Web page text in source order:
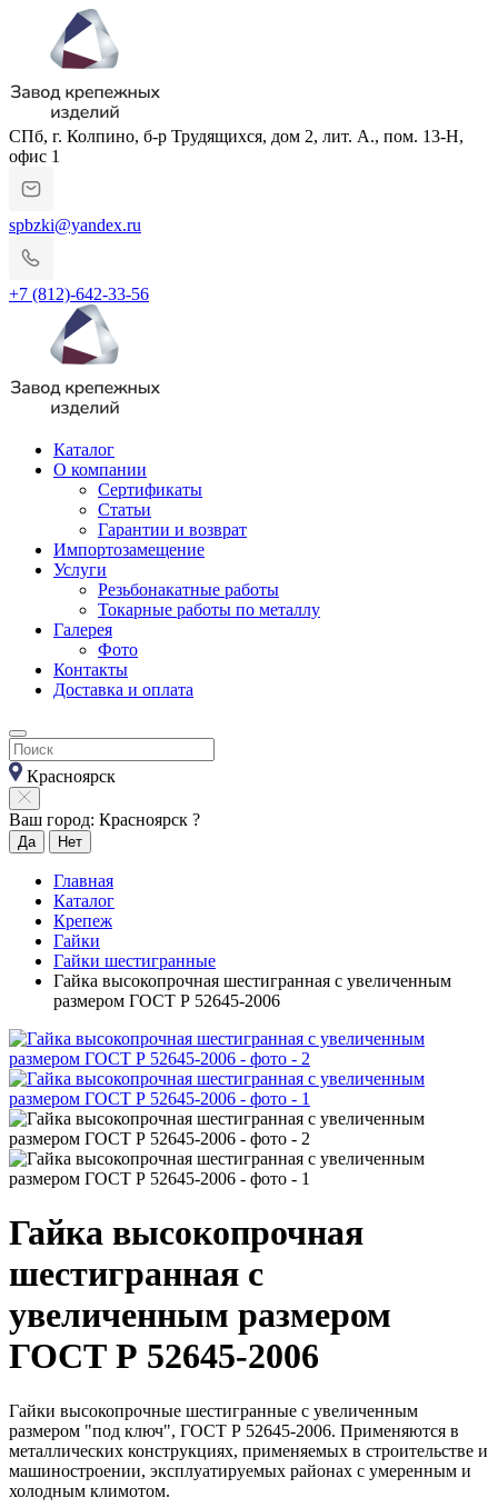
СПб, г. Колпино, б-р Трудящихся, дом 2, лит. А., пом. 13-Н,
офис 1
spbzki@yandex.ru
+7 (812)-642-33-56
Каталог
О компании
Сертификаты
Статьи
Гарантии и возврат
Импортозамещение
Услуги
Резьбонакатные работы
Токарные работы по металлу
Галерея
Фото
Контакты
Доставка и оплата
Красноярск
Ваш город: Красноярск ?
Да Нет
Главная
Каталог
Крепеж
Гайки
Гайки шестигранные
Гайка высокопрочная шестигранная с увеличенным
размером ГОСТ Р 52645-2006
Гайка высокопрочная
шестигранная с
увеличенным размером
ГОСТ Р 52645-2006
Гайки высокопрочные шестигранные с увеличенным
размером "под ключ", ГОСТ Р 52645-2006. Применяются в
металлических конструкциях, применяемых в строительстве и
машиностроении, эксплуатируемых районах с умеренным и
холодным климотом.